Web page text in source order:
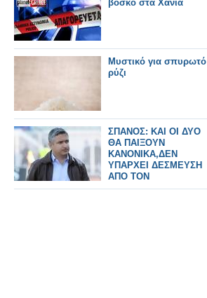
βοσκό στα Χανιά
Μυστικό για σπυρωτό
ρύζι
ΣΠΑΝΟΣ: ΚΑΙ ΟΙ ΔΥΟ
ΘΑ ΠΑΙΞΟΥΝ
ΚΑΝΟΝΙΚΑ,ΔΕΝ
ΥΠΑΡΧΕΙ ΔΕΣΜΕΥΣΗ
ΑΠΟ ΤΟΝ
ΟΛΥΜΠΙΑΚΟ!